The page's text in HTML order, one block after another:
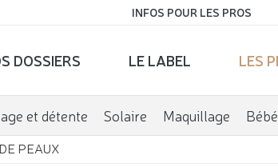
INFOS POUR LES PROS
DOSSIERS LE LABEL LES
et détente Solaire Maquillage Bébé
PEAUX